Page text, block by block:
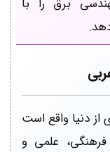
برق را با
از دنیا واقع است
فرهنگی، علمی و